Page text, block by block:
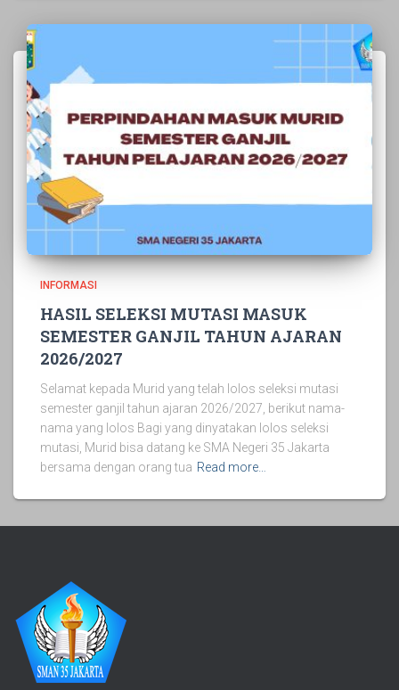
INFORMASI
HASIL SELEKSI MUTASI MASUK
SEMESTER GANJIL TAHUN AJARAN
2026/2027
Selamat kepada Murid yang telah lolos seleksi mutasi
semester ganjil tahun ajaran 2026/2027, berikut nama-
nama yang lolos Bagi yang dinyatakan lolos seleksi
mutasi, Murid bisa datang ke SMA Negeri 35 Jakarta
bersama dengan orang tua Read more…